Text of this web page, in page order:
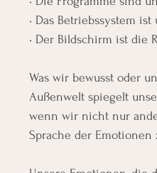
• Das Betriebssystem
• Der Bildschirm ist die
Was wir bewusst oder
Außenwelt spiegelt
wenn wir nicht nur
Sprache der Emotionen